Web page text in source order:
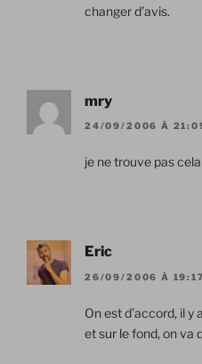
changer d’avis.
mry
24/09/2006 À
je ne trouve pas
Eric
26/09/2006 À 19:17
On est d’accord, il
et sur le fond, on va